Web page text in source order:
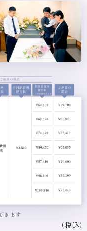
きます
（税込）